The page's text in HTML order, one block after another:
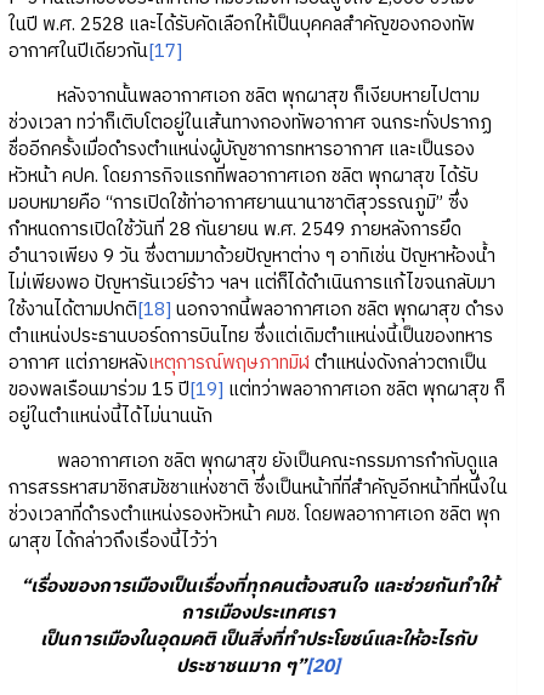
ในปี พ.ศ. 2528 และได้รับคัดเลือกให้เป็นบุคคลสำคัญของกองทัพ
อากาศในปีเดียวกัน[17]
หลังจากนั้นพลอากาศเอก ชลิต พุกผาสุข ก็เงียบหายไปตาม
ช่วงเวลา ทว่าก็เติบโตอยู่ในเส้นทางกองทัพอากาศ จนกระทั่งปรากฏ
ชื่ออีกครั้งเมื่อดำรงตำแหน่งผู้บัญชาการทหารอากาศ และเป็นรอง
หัวหน้า คปค. โดยภารกิจแรกที่พลอากาศเอก ชลิต พุกผาสุข ได้รับ
มอบหมายคือ “การเปิดใช้ท่าอากาศยานนานาชาติสุวรรณภูมิ” ซึ่ง
กำหนดการเปิดใช้วันที่ 28 กันยายน พ.ศ. 2549 ภายหลังการยึด
อำนาจเพียง 9 วัน ซึ่งตามมาด้วยปัญหาต่าง ๆ อาทิเช่น ปัญหาห้องน้ำ
ไม่เพียงพอ ปัญหารันเวย์ร้าว ฯลฯ แต่ก็ได้ดำเนินการแก้ไขจนกลับมา
ใช้งานได้ตามปกติ[18] นอกจากนี้พลอากาศเอก ชลิต พุกผาสุข ดำรง
ตำแหน่งประธานบอร์ดการบินไทย ซึ่งแต่เดิมตำแหน่งนี้เป็นของทหาร
อากาศ แต่ภายหลังเหตุการณ์พฤษภาทมิฬ ตำแหน่งดังกล่าวตกเป็น
ของพลเรือนมาร่วม 15 ปี[19] แต่ทว่าพลอากาศเอก ชลิต พุกผาสุข ก็
อยู่ในตำแหน่งนี้ได้ไม่นานนัก
พลอากาศเอก ชลิต พุกผาสุข ยังเป็นคณะกรรมการกำกับดูแล
การสรรหาสมาชิกสมัชชาแห่งชาติ ซึ่งเป็นหน้าที่ที่สำคัญอีกหน้าที่หนึ่งใน
ช่วงเวลาที่ดำรงตำแหน่งรองหัวหน้า คมช. โดยพลอากาศเอก ชลิต พุก
ผาสุข ได้กล่าวถึงเรื่องนี้ไว้ว่า
“เรื่องของการเมืองเป็นเรื่องที่ทุกคนต้องสนใจ และช่วยกันทำให้
การเมืองประเทศเรา
เป็นการเมืองในอุดมคติ เป็นสิ่งที่ทำประโยชน์และให้อะไรกับ
ประชาชนมาก ๆ”[20]